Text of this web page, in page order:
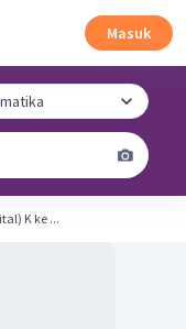
Masuk
K ke ...